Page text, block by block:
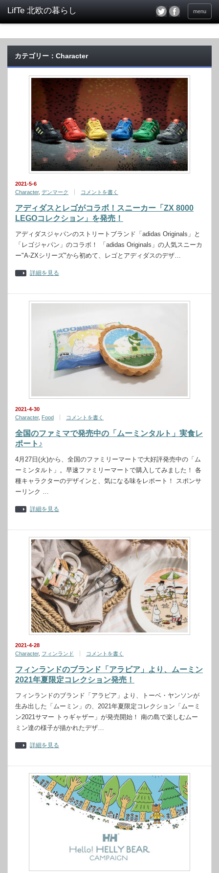
menu
カテゴリー：Character
2021-5-6
Character, デンマーク コメントを書く
アディダスとレゴがコラボ！スニーカー「ZX 8000
LEGOコレクション」を発売！
アディダスジャパンのストリートブランド「adidas Originals」と
「レゴジャパン」のコラボ！ 「adidas Originals」の人気スニーカ
ー"A-ZXシリーズ"から初めて、レゴとアディダスのデザ…
詳細を見る
2021-4-30
Character, Food コメントを書く
全国のファミマで発売中の「ムーミンタルト」実食レ
ポート♪
4月27日(火)から、全国のファミリーマートで大好評発売中の「ム
ーミンタルト」。早速ファミリーマートで購入してみました！ 各
種キャラクターのデザインと、気になる味をレポート！ スポンサ
ーリンク …
詳細を見る
2021-4-28
Character, フィンランド コメントを書く
フィンランドのブランド「アラビア」より、ムーミン
2021年夏限定コレクション発売！
フィンランドのブランド「アラビア」より、トーベ・ヤンソンが
生み出した「ムーミン」の、2021年夏限定コレクション「ムーミ
ン2021サマー トゥギャザー」が発売開始！ 南の島で楽しむムー
ミン達の様子が描かれたデザ…
詳細を見る